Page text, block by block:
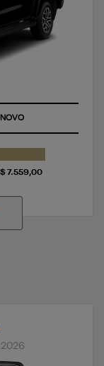
7.559,00
2026